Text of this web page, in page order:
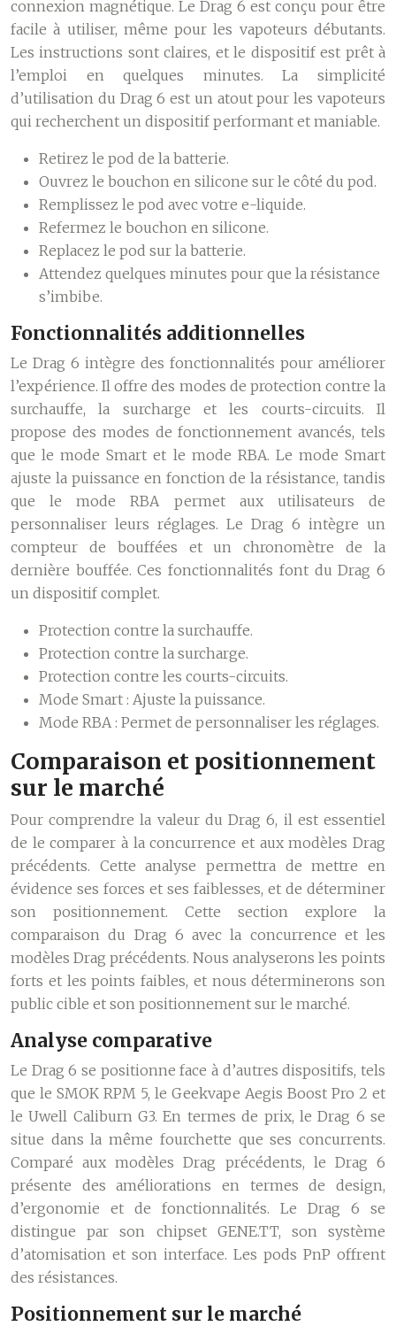
connexion magnétique. Le Drag 6 est conçu pour être
facile à utiliser, même pour les vapoteurs débutants.
Les instructions sont claires, et le dispositif est prêt à
l’emploi en quelques minutes. La simplicité
d’utilisation du Drag 6 est un atout pour les vapoteurs
qui recherchent un dispositif performant et maniable.
Retirez le pod de la batterie.
Ouvrez le bouchon en silicone sur le côté du pod.
Remplissez le pod avec votre e-liquide.
Refermez le bouchon en silicone.
Replacez le pod sur la batterie.
Attendez quelques minutes pour que la résistance
s’imbibe.
Fonctionnalités additionnelles
Le Drag 6 intègre des fonctionnalités pour améliorer
l’expérience. Il offre des modes de protection contre la
surchauffe, la surcharge et les courts-circuits. Il
propose des modes de fonctionnement avancés, tels
que le mode Smart et le mode RBA. Le mode Smart
ajuste la puissance en fonction de la résistance, tandis
que le mode RBA permet aux utilisateurs de
personnaliser leurs réglages. Le Drag 6 intègre un
compteur de bouffées et un chronomètre de la
dernière bouffée. Ces fonctionnalités font du Drag 6
un dispositif complet.
Protection contre la surchauffe.
Protection contre la surcharge.
Protection contre les courts-circuits.
Mode Smart : Ajuste la puissance.
Mode RBA : Permet de personnaliser les réglages.
Comparaison et positionnement
sur le marché
Pour comprendre la valeur du Drag 6, il est essentiel
de le comparer à la concurrence et aux modèles Drag
précédents. Cette analyse permettra de mettre en
évidence ses forces et ses faiblesses, et de déterminer
son positionnement. Cette section explore la
comparaison du Drag 6 avec la concurrence et les
modèles Drag précédents. Nous analyserons les points
forts et les points faibles, et nous déterminerons son
public cible et son positionnement sur le marché.
Analyse comparative
Le Drag 6 se positionne face à d’autres dispositifs, tels
que le SMOK RPM 5, le Geekvape Aegis Boost Pro 2 et
le Uwell Caliburn G3. En termes de prix, le Drag 6 se
situe dans la même fourchette que ses concurrents.
Comparé aux modèles Drag précédents, le Drag 6
présente des améliorations en termes de design,
d’ergonomie et de fonctionnalités. Le Drag 6 se
distingue par son chipset GENE.TT, son système
d’atomisation et son interface. Les pods PnP offrent
des résistances.
Positionnement sur le marché